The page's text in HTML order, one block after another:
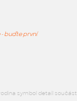
buďte první
symbol detail